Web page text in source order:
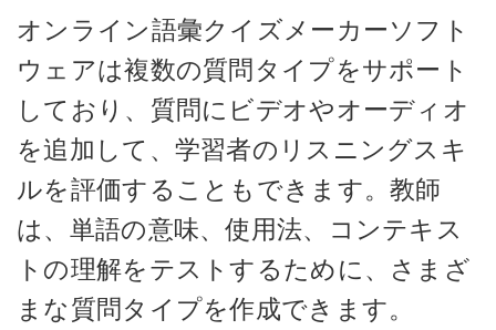
オンライン語彙クイズメーカーソフト
ウェアは複数の質問タイプをサポート
しており、質問にビデオやオーディオ
を追加して、学習者のリスニングスキ
ルを評価することもできます。教師
は、単語の意味、使用法、コンテキス
トの理解をテストするために、さまざ
まな質問タイプを作成できます。